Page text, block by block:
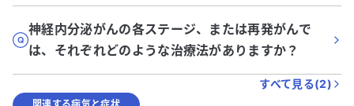
神経内分泌がんの各ステージ、または再発がんで
は、それぞれどのような治療法がありますか？
すべて見る(2)